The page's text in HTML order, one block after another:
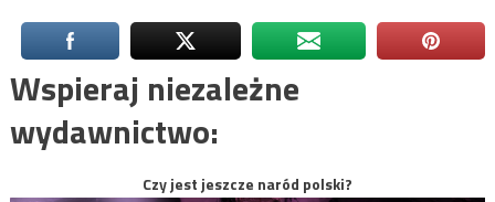
Wspieraj niezależne
wydawnictwo:
Czy jest jeszcze naród polski?